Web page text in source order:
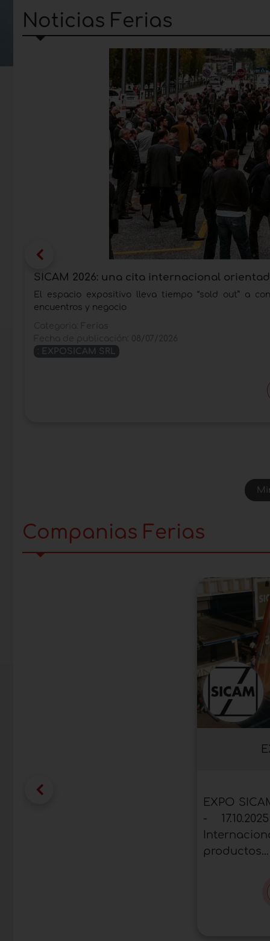
Noticias Ferias
SICAM 2026: una cita internacional
El espacio expositivo lleva tiempo “sold out” a
encuentros y negocio
: EXPOSICAM SRL
Companias Ferias
EXPO
-
productos...